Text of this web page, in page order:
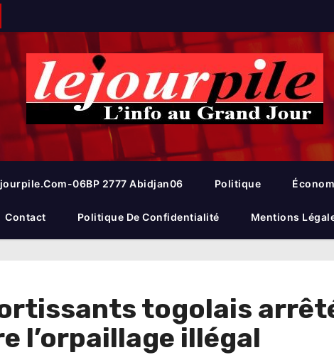
06BP 2777 Abidjan06 Politique
Contact Politique De Confidentialité Mentions
togolais
l’orpaillage illégal